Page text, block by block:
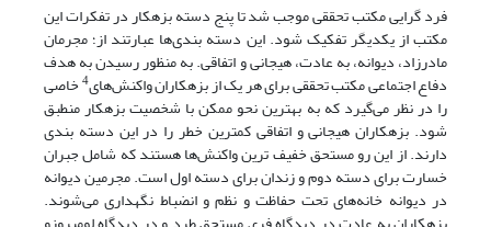
فرد گرایی مکتب تحققی موجب شد تا پنج دسته بزهکار در تفکرات این
مکتب از یکدیگر تفکیک شود. این دسته بندی‌ها عبارتند از؛ مجرمان
مادرزاد، دیوانه، به عادت، هیجانی و اتفاقی. به منظور رسیدن به هدف
دفاع اجتماعی مکتب تحققی برای هر یک از بزهکاران واکنش‌های4 خاصی
را در نظر می‌گیرد که به بهترین نحو ممکن با شخصیت بزهکار منطبق
شود. بزهکاران هیجانی و اتفاقی کمترین خطر را در این دسته بندی
دارند. از این رو مستحق خفیف ترین واکنش‌ها هستند که شامل جبران
خسارت برای دسته دوم و زندان برای دسته اول است. مجرمین دیوانه
در دیوانه خانه‌های تحت حفاظت و نظم و انضباط نگهداری می‌شوند.